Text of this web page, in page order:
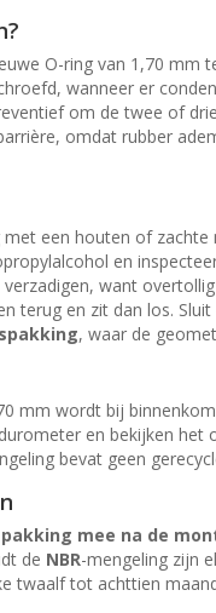
O-ring van 1,70 mm
wanneer er
om de twee of
omdat rubber
met een houten of
en
want
terug en zit dan los.
, waar de
mm wordt bij
en bekijken het
bevat geen
mee na de
de NBR-mengeling zijn
twaalf tot achttien